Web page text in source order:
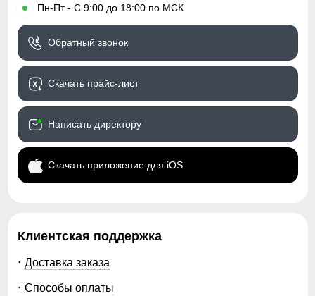
• Пн-Пт - С 9:00 до 18:00 по МСК
Обратный звонок
Скачать прайс-лист
Написать директору
Скачать приложение для iOS
Клиентская поддержка
Доставка заказа
Способы оплаты